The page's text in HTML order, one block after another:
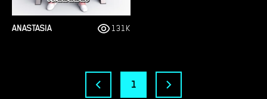
ANASTASIA 131K
1